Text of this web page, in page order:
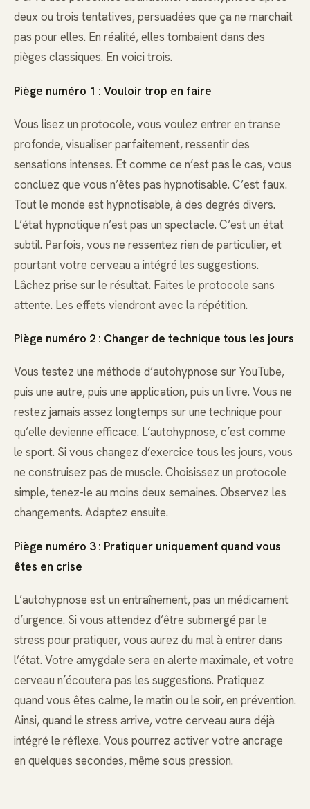
deux ou trois tentatives, persuadées que ça ne marchait
pas pour elles. En réalité, elles tombaient dans des
pièges classiques. En voici trois.
Piège numéro 1 : Vouloir trop en faire
Vous lisez un protocole, vous voulez entrer en transe
profonde, visualiser parfaitement, ressentir des
sensations intenses. Et comme ce n’est pas le cas, vous
concluez que vous n’êtes pas hypnotisable. C’est faux.
Tout le monde est hypnotisable, à des degrés divers.
L’état hypnotique n’est pas un spectacle. C’est un état
subtil. Parfois, vous ne ressentez rien de particulier, et
pourtant votre cerveau a intégré les suggestions.
Lâchez prise sur le résultat. Faites le protocole sans
attente. Les effets viendront avec la répétition.
Piège numéro 2 : Changer de technique tous les jours
Vous testez une méthode d’autohypnose sur YouTube,
puis une autre, puis une application, puis un livre. Vous ne
restez jamais assez longtemps sur une technique pour
qu’elle devienne efficace. L’autohypnose, c’est comme
le sport. Si vous changez d’exercice tous les jours, vous
ne construisez pas de muscle. Choisissez un protocole
simple, tenez-le au moins deux semaines. Observez les
changements. Adaptez ensuite.
Piège numéro 3 : Pratiquer uniquement quand vous
êtes en crise
L’autohypnose est un entraînement, pas un médicament
d’urgence. Si vous attendez d’être submergé par le
stress pour pratiquer, vous aurez du mal à entrer dans
l’état. Votre amygdale sera en alerte maximale, et votre
cerveau n’écoutera pas les suggestions. Pratiquez
quand vous êtes calme, le matin ou le soir, en prévention.
Ainsi, quand le stress arrive, votre cerveau aura déjà
intégré le réflexe. Vous pourrez activer votre ancrage
en quelques secondes, même sous pression.